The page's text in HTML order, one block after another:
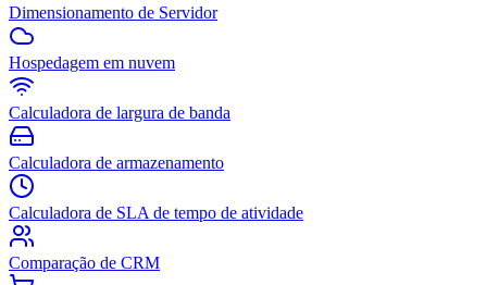
Dimensionamento de Servidor
Hospedagem em nuvem
Calculadora de largura de banda
Calculadora de armazenamento
Calculadora de SLA de tempo de atividade
Comparação de CRM